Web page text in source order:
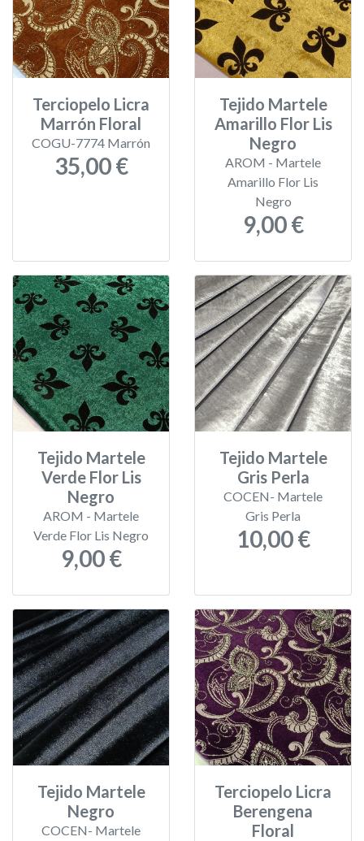
Terciopelo Licra
Marrón Floral
COGU-7774 Marrón
35,00 €
Tejido Martele
Amarillo Flor Lis
Negro
AROM - Martele
Amarillo Flor Lis
Negro
9,00 €
Tejido Martele
Verde Flor Lis
Negro
AROM - Martele
Verde Flor Lis Negro
9,00 €
Tejido Martele
Gris Perla
COCEN- Martele
Gris Perla
10,00 €
Tejido Martele
Negro
COCEN- Martele
Terciopelo Licra
Berengena
Floral